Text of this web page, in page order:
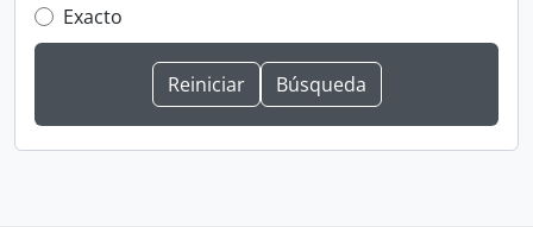
Exacto